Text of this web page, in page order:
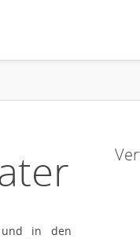
und in den